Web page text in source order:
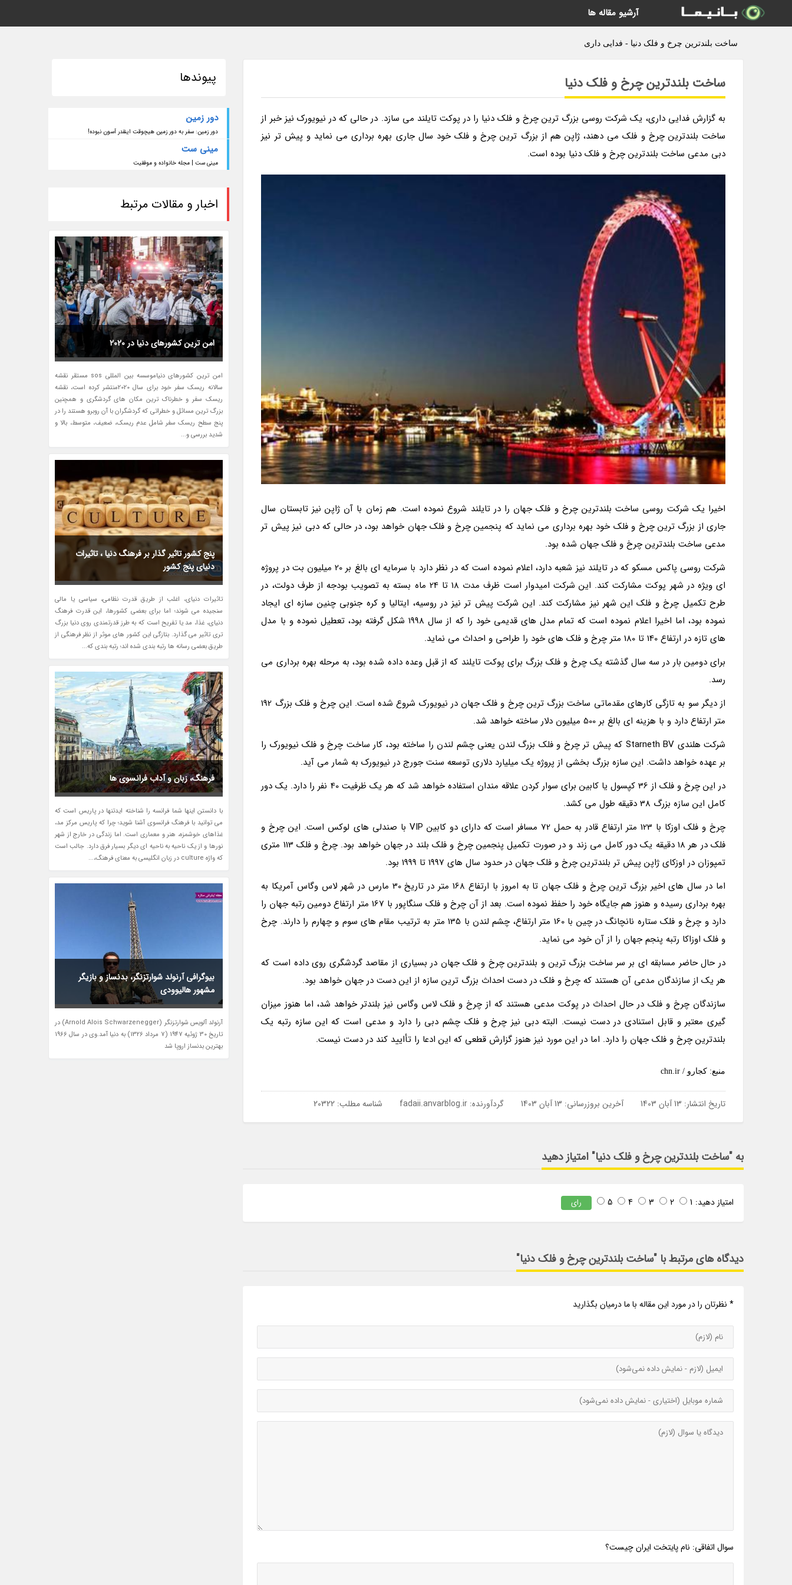
ساخت بلندترین چرخ و فلک دنیا - فدایی داری
ساخت بلندترین چرخ و فلک دنیا
به گزارش فدایی داری، یک شرکت روسی بزرگ ترین چرخ و فلک دنیا را در پوکت تایلند می سازد. در حالی که در نیویورک نیز خبر از
ساخت بلندترین چرخ و فلک می دهند، ژاپن هم از بزرگ ترین چرخ و فلک خود سال جاری بهره برداری می نماید و پیش تر نیز
دبی مدعی ساخت بلندترین چرخ و فلک دنیا بوده است.
اخیرا یک شرکت روسی ساخت بلندترین چرخ و فلک جهان را در تایلند شروع نموده است. هم زمان با آن ژاپن نیز تابستان سال
جاری از بزرگ ترین چرخ و فلک خود بهره برداری می نماید که پنجمین چرخ و فلک جهان خواهد بود، در حالی که دبی نیز پیش تر
مدعی ساخت بلندترین چرخ و فلک جهان شده بود.
شرکت روسی پاکس مسکو که در تایلند نیز شعبه دارد، اعلام نموده است که در نظر دارد با سرمایه ای بالغ بر 20 میلیون بت در پروژه
ای ویژه در شهر پوکت مشارکت کند. این شرکت امیدوار است ظرف مدت 18 تا 24 ماه بسته به تصویب بودجه از طرف دولت، در
طرح تکمیل چرخ و فلک این شهر نیز مشارکت کند. این شرکت پیش تر نیز در روسیه، ایتالیا و کره جنوبی چنین سازه ای ایجاد
نموده بود، اما اخیرا اعلام نموده است که تمام مدل های قدیمی خود را که از سال 1998 شکل گرفته بود، تعطیل نموده و با مدل
های تازه در ارتفاع 140 تا 180 متر چرخ و فلک های خود را طراحی و احداث می نماید.
برای دومین بار در سه سال گذشته یک چرخ و فلک بزرگ برای پوکت تایلند که از قبل وعده داده شده بود، به مرحله بهره برداری می
رسد.
از دیگر سو به تازگی کارهای مقدماتی ساخت بزرگ ترین چرخ و فلک جهان در نیویورک شروع شده است. این چرخ و فلک بزرگ 192
متر ارتفاع دارد و با هزینه ای بالغ بر 500 میلیون دلار ساخته خواهد شد.
شرکت هلندی Starneth BV که پیش تر چرخ و فلک بزرگ لندن یعنی چشم لندن را ساخته بود، کار ساخت چرخ و فلک نیویورک را
بر عهده خواهد داشت. این سازه بزرگ بخشی از پروژه یک میلیارد دلاری توسعه سنت جورج در نیویورک به شمار می آید.
در این چرخ و فلک از 36 کپسول یا کابین برای سوار کردن علاقه مندان استفاده خواهد شد که هر یک ظرفیت 40 نفر را دارد. یک دور
کامل این سازه بزرگ 38 دقیقه طول می کشد.
چرخ و فلک اوزکا با 123 متر ارتفاع قادر به حمل 72 مسافر است که دارای دو کابین VIP با صندلی های لوکس است. این چرخ و
فلک در هر 18 دقیقه یک دور کامل می زند و در صورت تکمیل پنجمین چرخ و فلک بلند در جهان خواهد بود. چرخ و فلک 113 متری
تمپوزان در اوزکای ژاپن پیش تر بلندترین چرخ و فلک جهان در حدود سال های 1997 تا 1999 بود.
اما در سال های اخیر بزرگ ترین چرخ و فلک جهان تا به امروز با ارتفاع 168 متر در تاریخ 30 مارس در شهر لاس وگاس آمریکا به
بهره برداری رسیده و هنوز هم جایگاه خود را حفظ نموده است. بعد از آن چرخ و فلک سنگاپور با 167 متر ارتفاع دومین رتبه جهان را
دارد و چرخ و فلک ستاره نانچانگ در چین با 160 متر ارتفاع، چشم لندن با 135 متر به ترتیب مقام های سوم و چهارم را دارند. چرخ
و فلک اوزاکا رتبه پنجم جهان را از آن خود می نماید.
در حال حاضر مسابقه ای بر سر ساخت بزرگ ترین و بلندترین چرخ و فلک جهان در بسیاری از مقاصد گردشگری روی داده است که
هر یک از سازندگان مدعی آن هستند که چرخ و فلک در دست احداث بزرگ ترین سازه از این دست در جهان خواهد بود.
سازندگان چرخ و فلک در حال احداث در پوکت مدعی هستند که از چرخ و فلک لاس وگاس نیز بلندتر خواهد شد، اما هنوز میزان
گیری معتبر و قابل استنادی در دست نیست. البته دبی نیز چرخ و فلک چشم دبی را دارد و مدعی است که این سازه رتبه یک
بلندترین چرخ و فلک جهان را دارد. اما در این مورد نیز هنوز گزارش قطعی که این ادعا را تأایید کند در دست نیست.
منبع: کجارو / chn.ir
تاریخ انتشار: 13 آبان 1403 آخرین بروزرسانی: 13 آبان 1403 گردآورنده: fadaii.anvarblog.ir شناسه مطلب: 20322
به "ساخت بلندترین چرخ و فلک دنیا" امتیاز دهید
امتیاز دهید: 1
2
3
4
5 رای
دیدگاه های مرتبط با "ساخت بلندترین چرخ و فلک دنیا"
* نظرتان را در مورد این مقاله با ما درمیان بگذارید
سوال اتفاقی: نام پایتخت ایران چیست؟
پیوندها
دور زمین
دور زمین: سفر به دور زمین هیچوقت اینقدر آسون نبوده!
مینی ست
مینی ست | مجله خانواده و موفقیت
اخبار و مقالات مرتبط
امن ترین کشورهای دنیا در 2020
امن ترین کشورهای دنیاموسسه بین المللی sos مستقر نقشه
سالانه ریسک سفر خود برای سال 2020منتشر کرده است، نقشه
ریسک سفر و خطرناک ترین مکان های گردشگری و همچنین
بزرگ ترین مسائل و خطراتی که گردشگران با آن روبرو هستند را در
پنج سطح ریسک سفر شامل عدم ریسک، ضعیف، متوسط، بالا و
شدید بررسی و...
پنج کشور تاثیر گذار بر فرهنگ دنیا ، تاثیرات
دنیای پنج کشور
تاثیرات دنیای، اغلب از طریق قدرت نظامی، سیاسی یا مالی
سنجیده می شوند؛ اما برای بعضی کشورها، این قدرت فرهنگ
دنیای، غذا، مد یا تفریح است که به طرز قدرتمندی روی دنیا بزرگ
تری تاثیر می گذارد. بتازگی این کشور های موثر از نظر فرهنگی از
طریق بعضی رسانه ها رتبه بندی شده اند؛ رتبه بندی که...
فرهنگ، زبان و آداب فرانسوی ها
با دانستن اینها شما فرانسه را شناخته ایدتنها در پاریس است که
می توانید با فرهنگ فرانسوی آشنا شوید؛ چرا که پاریس مرکز مد،
غذاهای خوشمزه، هنر و معماری است. اما زندگی در خارج از شهر
نورها و از یک ناحیه به ناحیه ای دیگر بسیار فرق دارد. جالب است
که واژه culture در زبان انگلیسی به معنای فرهنگ،...
بیوگرافی آرنولد شوارتزنگر، بدنساز و بازیگر
مشهور هالیوودی
آرنولد آلویس شوارتزنگر (Arnold Alois Schwarzenegger) در
تاریخ 30 ژوئیه 1947 (7 مرداد 1326) به دنیا آمد.وی در سال 1966
بهترین بدنساز اروپا شد
آرشیو مقاله ها